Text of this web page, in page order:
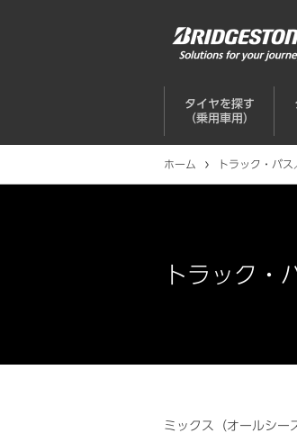
タイヤを探す
（乗用車用）
ホーム トラック・バ
トラック
ミックス（オールシー